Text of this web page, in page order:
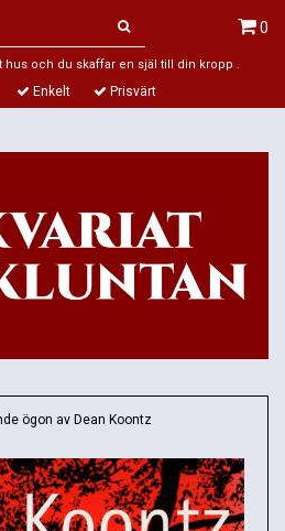
0
hus och du skaffar en själ till din kropp .
Enkelt Prisvärt
ögon av Dean Koontz